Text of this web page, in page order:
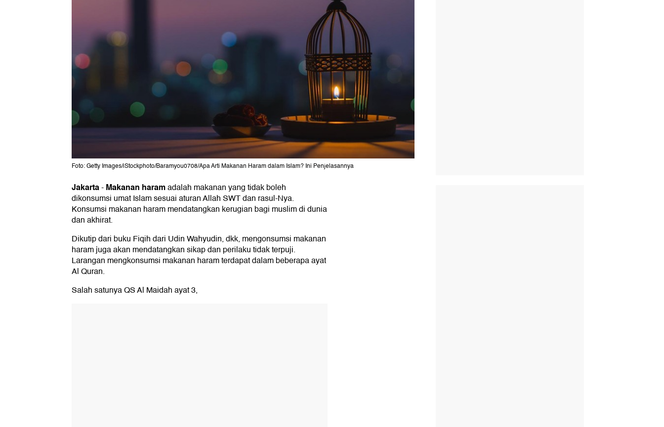
Foto: Getty Images/iStockphoto/Baramyou0708/Apa Arti Makanan Haram dalam Islam? Ini Penjelasannya
Jakarta-Makanan haramadalah makanan yang tidak boleh
dikonsumsi umat Islam sesuai aturan Allah SWT dan rasul-Nya.
Konsumsi makanan haram mendatangkan kerugian bagi muslim di dunia
dan akhirat.
Dikutip dari buku Fiqih dari Udin Wahyudin, dkk, mengonsumsi makanan
haram juga akan mendatangkan sikap dan perilaku tidak terpuji.
Larangan mengkonsumsi makanan haram terdapat dalam beberapa ayat
Al Quran.
Salah satunya QS Al Maidah ayat 3,